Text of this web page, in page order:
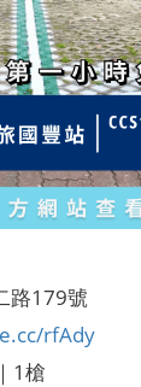
路179號
rfAdy
1槍